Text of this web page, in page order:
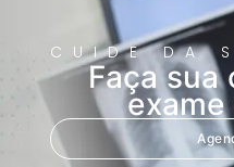
CUIDE DA
Faça sua